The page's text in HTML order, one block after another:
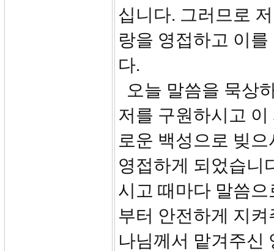
십니다. 그러므로
랑을 영접하고 이
다.
오늘 말씀을 묵상
저를 구원하시고
로운 백성으로 빚
영접하게 되었습니
시고 때마다 말씀
부터 안전하게 지
나님께서 맡겨주신